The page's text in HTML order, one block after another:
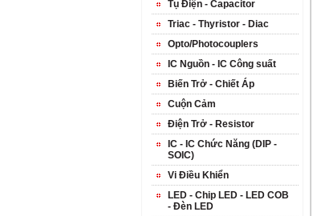
Tụ Điện - Capacitor
Triac - Thyristor - Diac
Opto/Photocouplers
IC Nguồn - IC Công suất
Biến Trở - Chiết Áp
Cuộn Cảm
Điện Trở - Resistor
IC - IC Chức Năng (DIP -
SOIC)
Vi Điều Khiển
LED - Chip LED - LED COB
- Đèn LED